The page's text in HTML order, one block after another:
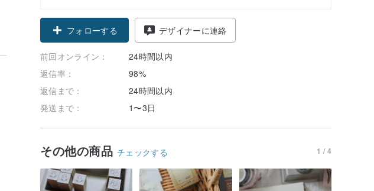
フォローする デザイナーに連絡
前回オンライン：
24時間以内
返信率：
98%
返信まで：
24時間以内
発送まで：
1〜3日
その他の商品 チェックする 1 / 4